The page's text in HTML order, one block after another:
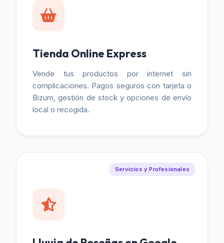
Tienda Online Express
Vende tus productos por internet sin
complicaciones. Pagos seguros con tarjeta o
Bizum, gestión de stock y opciones de envío
local o recogida.
Servicios y Profesionales